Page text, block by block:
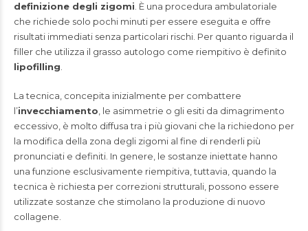
definizione degli zigomi . È una procedura ambulatoriale
che richiede solo pochi minuti per essere eseguita e offre
risultati immediati senza particolari rischi. Per quanto riguarda il
filler che utilizza il grasso autologo come riempitivo è definito
lipofilling
La tecnica, concepita inizialmente per combattere
l’invecchiamento , le asimmetrie o gli esiti da dimagrimento
eccessivo, è molto diffusa tra i più giovani che la richiedono per
la modifica della zona degli zigomi al fine di renderli più
pronunciati e definiti. In genere, le sostanze iniettate hanno
una funzione esclusivamente riempitiva, tuttavia, quando la
tecnica è richiesta per correzioni strutturali, possono essere
utilizzate sostanze che stimolano la produzione di nuovo
collagene.